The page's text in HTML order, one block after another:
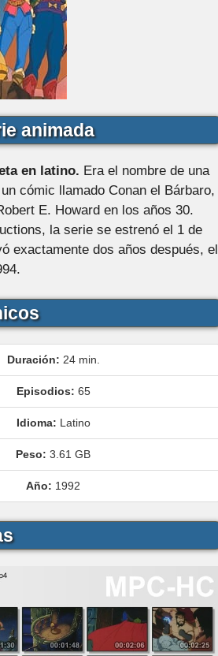
animada
en latino. Era el nombre de una
cómic llamado Conan el Bárbaro,
E. Howard en los años 30.
la serie se estrenó el 1 de
exactamente dos años después, el
Duración: 24 min.
Episodios: 65
Idioma: Latino
Peso: 3.61 GB
Año: 1992